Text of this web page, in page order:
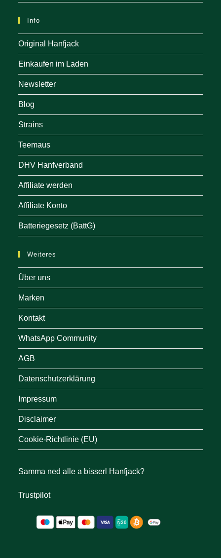
Info
Original Hanfjack
Einkaufen im Laden
Newsletter
Blog
Strains
Teemaus
DHV Hanfverband
Affiliate werden
Affiliate Konto
Batteriegesetz (BattG)
Weiteres
Über uns
Marken
Kontakt
WhatsApp Community
AGB
Datenschutzerklärung
Impressum
Disclaimer
Cookie-Richtlinie (EU)
Samma ned alle a bisserl Hanfjack?
Trustpilot